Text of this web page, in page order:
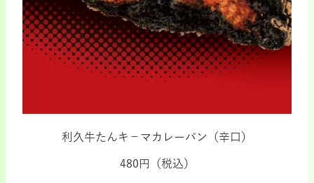
利久牛たんキ－マカレーパン（辛口）
480円（税込）